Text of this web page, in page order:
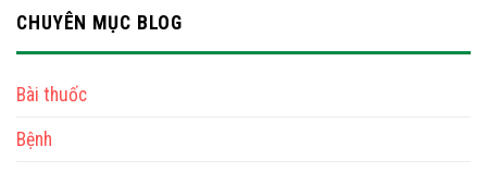
CHUYÊN MỤC BLOG
Bài thuốc
Bệnh